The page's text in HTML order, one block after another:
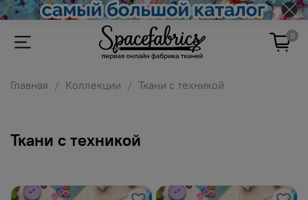
0
Главная Коллекции Ткани с техникой
Ткани с техникой